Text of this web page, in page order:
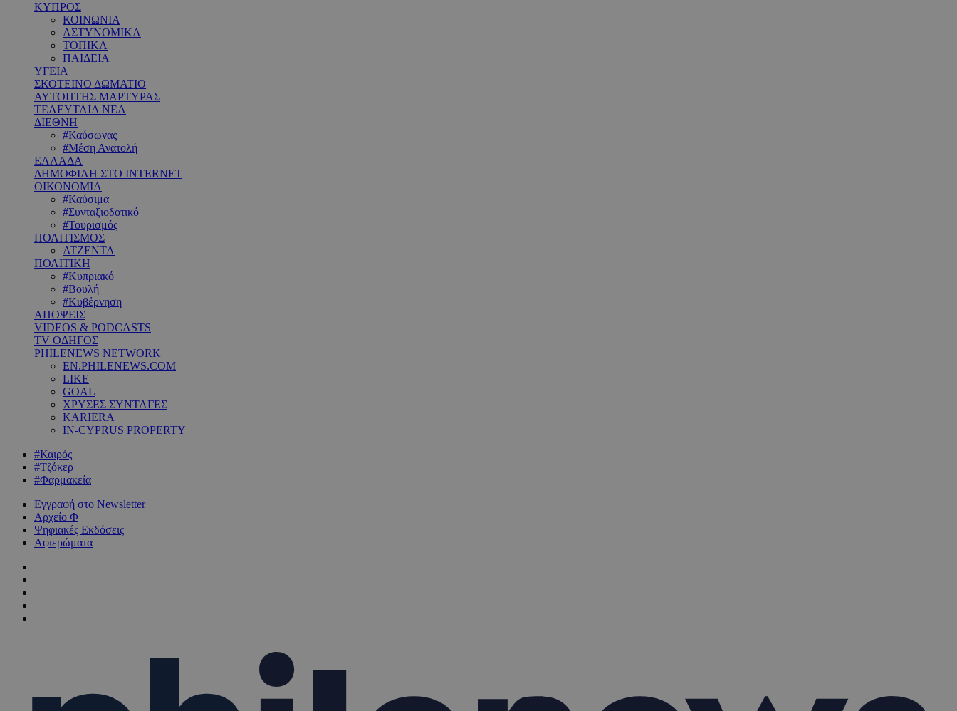
ΚΥΠΡΟΣ
ΚΟΙΝΩΝΙΑ
ΑΣΤΥΝΟΜΙΚΑ
ΤΟΠΙΚΑ
ΠΑΙΔΕΙΑ
ΥΓΕΙΑ
ΣΚΟΤΕΙΝΟ ΔΩΜΑΤΙΟ
ΑΥΤΟΠΤΗΣ ΜΑΡΤΥΡΑΣ
ΤΕΛΕΥΤΑΙΑ ΝΕΑ
ΔΙΕΘΝΗ
#Καύσωνας
#Μέση Ανατολή
ΕΛΛΑΔΑ
ΔΗΜΟΦΙΛΗ ΣΤΟ INTERNET
ΟΙΚΟΝΟΜΙΑ
#Καύσιμα
#Συνταξιοδοτικό
#Τουρισμός
ΠΟΛΙΤΙΣΜΟΣ
ΑΤΖΕΝΤΑ
ΠΟΛΙΤΙΚΗ
#Κυπριακό
#Βουλή
#Κυβέρνηση
ΑΠΟΨΕΙΣ
VIDEOS & PODCASTS
TV ΟΔΗΓΟΣ
PHILENEWS NETWORK
EN.PHILENEWS.COM
LIKE
GOAL
ΧΡΥΣΕΣ ΣΥΝΤΑΓΕΣ
KARIERA
IN-CYPRUS PROPERTY
#Καιρός
#Τζόκερ
#Φαρμακεία
Εγγραφή στο Newsletter
Αρχείο Φ
Ψηφιακές Εκδόσεις
Αφιερώματα